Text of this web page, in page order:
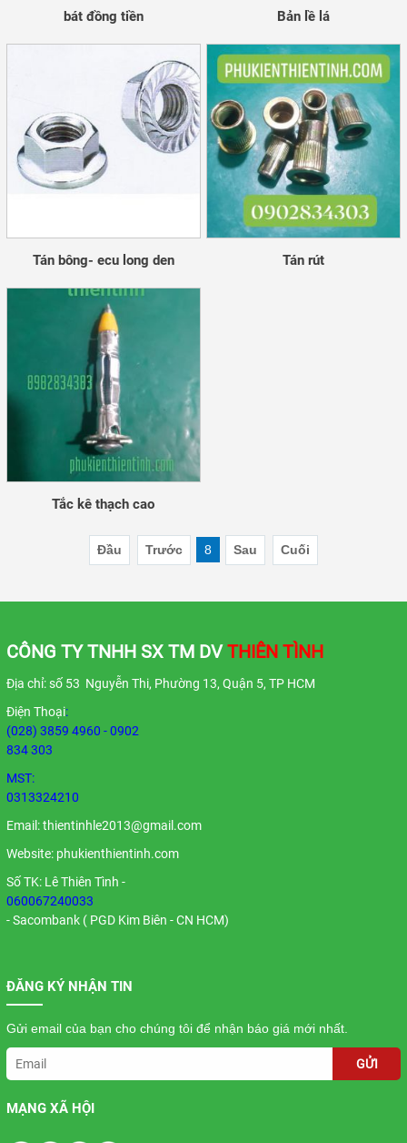
bát đồng tiền Bản lề lá
Tán bông- ecu long den Tán rút
Tắc kê thạch cao
Đầu Trước 8 Sau Cuối
CÔNG TY TNHH SX TM DVTHIÊN TÌNH
Địa chỉ: số 53 Nguyễn Thi, Phường 13, Quận 5, TP HCM
Điện Thoại:
(028) 3859 4960 - 0902
834 303
MST:
0313324210
Email:thientinhle2013@gmail.com
Website: phukienthientinh.com
Số TK: Lê Thiên Tình -
060067240033
- Sacombank ( PGD Kim Biên - CN HCM)
ĐĂNG KÝ NHẬN TIN
Gửi email của bạn cho chúng tôi để nhận báo giá mới nhất.
GỬI
MẠNG XÃ HỘI